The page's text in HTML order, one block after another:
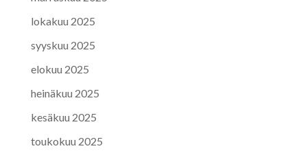
lokakuu 2025
syyskuu 2025
elokuu 2025
heinäkuu 2025
kesäkuu 2025
toukokuu 2025